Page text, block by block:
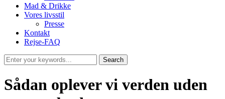
Mad & Drikke
Vores livsstil
Presse
Kontakt
Rejse-FAQ
Sådan oplever vi verden uden